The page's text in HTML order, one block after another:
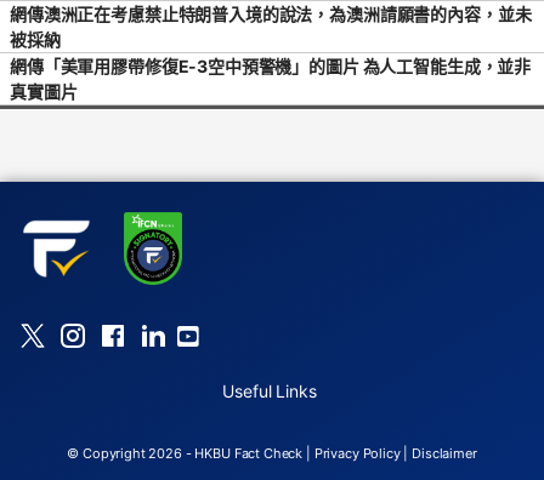
網傳澳洲正在考慮禁止特朗普入境的說法，為澳洲請願書的內容，並未
被採納
網傳「美軍用膠帶修復E-3空中預警機」的圖片 為人工智能生成，並非
真實圖片
Useful Links
© Copyright 2026 - HKBU Fact Check | Privacy Policy| Disclaimer